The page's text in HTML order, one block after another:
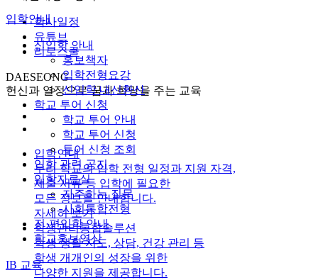
입학안내
신입학 안내
홍보책자
입학전형요강
신입학 내신환산
학교 투어 신청
학교 투어 안내
학교 투어 신청
투어 신청 조회
입학 관련 공지
입학자료실
자주하는 질문
사회통합전형
전·편입학 안내
학교홍보영상
IB 교육
학사일정
유튜브
리로스쿨
DAESEONG
헌신과 열정으로 꿈과 희망을 주는 교육
입학안내
우리 학교의 입학 전형 일정과 지원 자격,
제출 서류 등 입학에 필요한
모든 정보를 안내합니다.
자세히 보기
학생관리통합솔루션
학생 생활 지도, 상담, 건강 관리 등
학생 개개인의 성장을 위한
다양한 지원을 제공합니다.